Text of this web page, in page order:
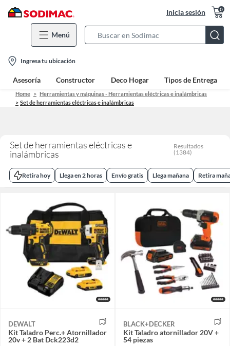
Inicia sesión 0
Menú
Bar
location-
icon
Ingresa tu ubicación
Asesoría Constructor Deco Hogar Tipos de Entrega
Home
Herramientas y máquinas - Herramientas eléctricas e inalámbricas
Set de herramientas eléctricas e inalámbricas
Set de herramientas eléctricas e
inalámbricas
Resultados
(1384)
Retira hoy Llega en 2 horas Envío gratis Llega mañana Retira
DEWALT
Kit Taladro Perc.+ Atornillador
20v + 2 Bat Dck223d2
BLACK+DECKER
Kit Taladro atornillador 20V +
54 piezas